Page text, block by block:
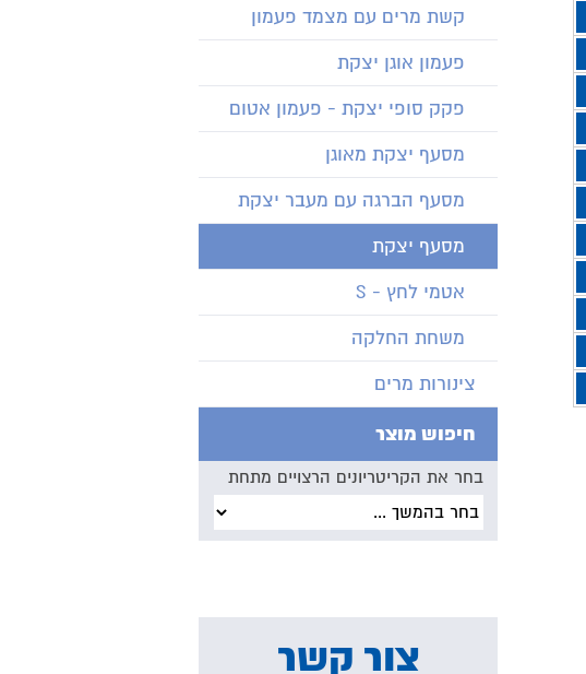
קשת מרים עם מצמד פעמון
פעמון אוגן יצקת
פקק סופי יצקת - פעמון אטום
מסעף יצקת מאוגן
מסעף הברגה עם מעבר יצקת
מסעף יצקת
אטמי לחץ - S
משחת החלקה
צינורות מרים
חיפוש מוצר
בחר את הקריטריונים הרצויים מתחת
צור קשר